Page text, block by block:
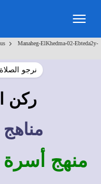
>
Manaheg-ElKhedma-02-Ebteda2y-
نرجو
ركن
مناهج
منهج أسرة